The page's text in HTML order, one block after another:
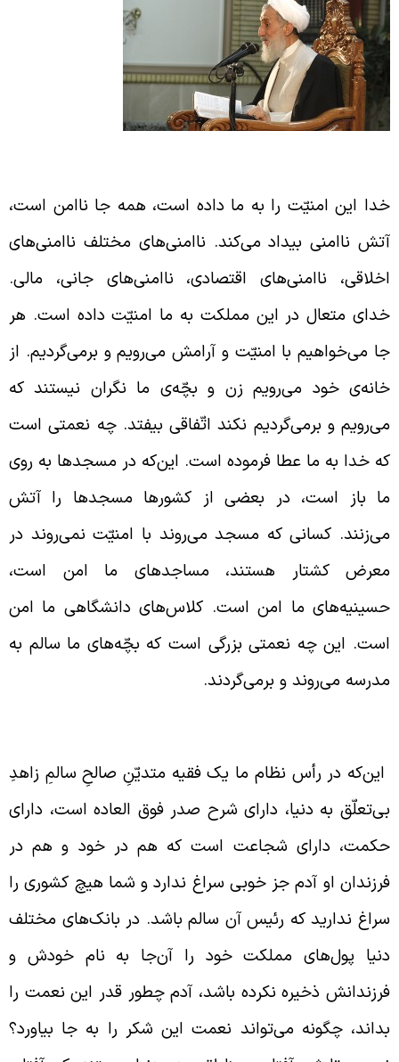
این امنیّت را به ما داده است، همه جا ناامن است،
ناامنی بیداد می‌کند. ناامنی‌های مختلف ناامنی‌های
ناامنی‌های اقتصادی، ناامنی‌های جانی، مالی.
متعال در این مملکت به ما امنیّت داده است. هر
می‌خواهیم با امنیّت و آرامش می‌رویم و برمی‌گردیم. از
خود می‌رویم زن و بچّه‌ی ما نگران نیستند که
و برمی‌گردیم نکند اتّفاقی بیفتد. چه نعمتی است
خدا به ما عطا فرموده است. این‌که در مسجدها به روی
باز است، در بعضی از کشورها مسجدها را آتش
کسانی که مسجد می‌روند با امنیّت نمی‌روند در
کشتار هستند، مساجدهای ما امن است،
ما امن است. کلاس‌های دانشگاهی ما امن
این چه نعمتی بزرگی است که بچّه‌های ما سالم به
می‌روند و برمی‌گردند.
در رأس نظام ما یک فقیه متدیّنِ صالحِ سالمِ زاهدِ
به دنیا، دارای شرح صدر فوق العاده است، دارای
دارای شجاعت است که هم در خود و هم در
او آدم جز خوبی سراغ ندارد و شما هیچ کشوری را
ندارید که رئیس آن سالم باشد. در بانک‌های مختلف
پول‌های مملکت خود را آن‌جا به نام خودش و
ذخیره نکرده باشد، آدم چطور قدر این نعمت را
چگونه می‌تواند نعمت این شکر را به جا بیاورد؟